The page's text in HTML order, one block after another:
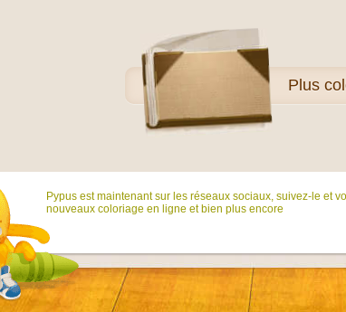
Plus
Pypus est maintenant sur ​​les réseaux sociaux, suivez-le et
nouveaux coloriage en ligne et bien plus encore